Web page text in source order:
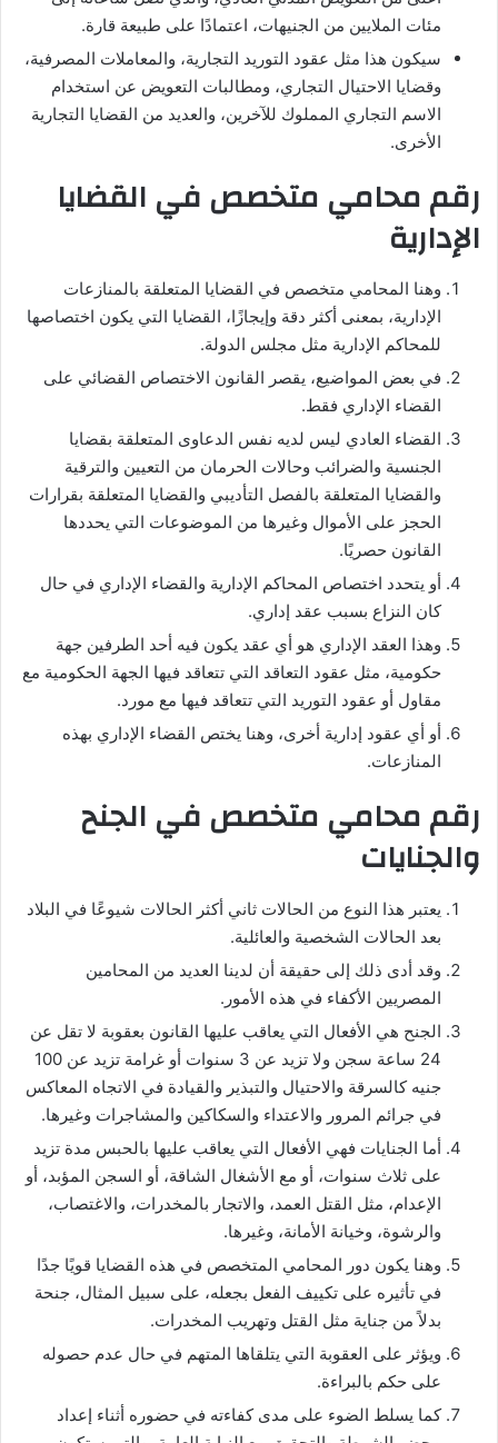
مئات الملايين من الجنيهات، اعتمادًا على طبيعة قارة.
سيكون هذا مثل عقود التوريد التجارية، والمعاملات المصرفية،
وقضايا الاحتيال التجاري، ومطالبات التعويض عن استخدام
الاسم التجاري المملوك للآخرين، والعديد من القضايا التجارية
الأخرى.
رقم محامي متخصص في القضايا
الإدارية
وهنا المحامي متخصص في القضايا المتعلقة بالمنازعات
الإدارية، بمعنى أكثر دقة وإيجازًا، القضايا التي يكون اختصاصها
للمحاكم الإدارية مثل مجلس الدولة.
في بعض المواضيع، يقصر القانون الاختصاص القضائي على
القضاء الإداري فقط.
القضاء العادي ليس لديه نفس الدعاوى المتعلقة بقضايا
الجنسية والضرائب وحالات الحرمان من التعيين والترقية
والقضايا المتعلقة بالفصل التأديبي والقضايا المتعلقة بقرارات
الحجز على الأموال وغيرها من الموضوعات التي يحددها
القانون حصريًا.
أو يتحدد اختصاص المحاكم الإدارية والقضاء الإداري في حال
كان النزاع بسبب عقد إداري.
وهذا العقد الإداري هو أي عقد يكون فيه أحد الطرفين جهة
حكومية، مثل عقود التعاقد التي تتعاقد فيها الجهة الحكومية مع
مقاول أو عقود التوريد التي تتعاقد فيها مع مورد.
أو أي عقود إدارية أخرى، وهنا يختص القضاء الإداري بهذه
المنازعات.
رقم محامي متخصص في الجنح
والجنايات
يعتبر هذا النوع من الحالات ثاني أكثر الحالات شيوعًا في البلاد
بعد الحالات الشخصية والعائلية.
وقد أدى ذلك إلى حقيقة أن لدينا العديد من المحامين
المصريين الأكفاء في هذه الأمور.
الجنح هي الأفعال التي يعاقب عليها القانون بعقوبة لا تقل عن
24 ساعة سجن ولا تزيد عن 3 سنوات أو غرامة تزيد عن 100
جنيه كالسرقة والاحتيال والتبذير والقيادة في الاتجاه المعاكس
في جرائم المرور والاعتداء والسكاكين والمشاجرات وغيرها.
أما الجنايات فهي الأفعال التي يعاقب عليها بالحبس مدة تزيد
على ثلاث سنوات، أو مع الأشغال الشاقة، أو السجن المؤبد، أو
الإعدام، مثل القتل العمد، والاتجار بالمخدرات، والاغتصاب،
والرشوة، وخيانة الأمانة، وغيرها.
وهنا يكون دور المحامي المتخصص في هذه القضايا قويًا جدًا
في تأثيره على تكييف الفعل بجعله، على سبيل المثال، جنحة
بدلاً من جناية مثل القتل وتهريب المخدرات.
ويؤثر على العقوبة التي يتلقاها المتهم في حال عدم حصوله
على حكم بالبراءة.
كما يسلط الضوء على مدى كفاءته في حضوره أثناء إعداد